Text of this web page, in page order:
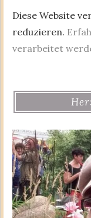
Diese Website
reduzieren.
verarbeitet